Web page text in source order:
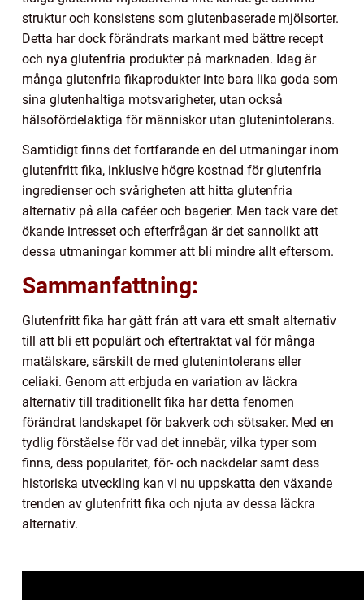
struktur och konsistens som glutenbaserade mjölsorter.
Detta har dock förändrats markant med bättre recept
och nya glutenfria produkter på marknaden. Idag är
många glutenfria fikaprodukter inte bara lika goda som
sina glutenhaltiga motsvarigheter, utan också
hälsofördelaktiga för människor utan glutenintolerans.
Samtidigt finns det fortfarande en del utmaningar inom
glutenfritt fika, inklusive högre kostnad för glutenfria
ingredienser och svårigheten att hitta glutenfria
alternativ på alla caféer och bagerier. Men tack vare det
ökande intresset och efterfrågan är det sannolikt att
dessa utmaningar kommer att bli mindre allt eftersom.
Sammanfattning:
Glutenfritt fika har gått från att vara ett smalt alternativ
till att bli ett populärt och eftertraktat val för många
matälskare, särskilt de med glutenintolerans eller
celiaki. Genom att erbjuda en variation av läckra
alternativ till traditionellt fika har detta fenomen
förändrat landskapet för bakverk och sötsaker. Med en
tydlig förståelse för vad det innebär, vilka typer som
finns, dess popularitet, för- och nackdelar samt dess
historiska utveckling kan vi nu uppskatta den växande
trenden av glutenfritt fika och njuta av dessa läckra
alternativ.